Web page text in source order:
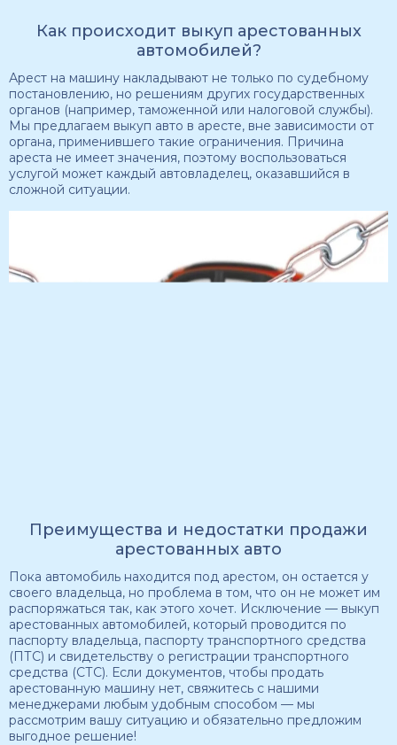
Как происходит выкуп арестованных
автомобилей?
Арест на машину накладывают не только по судебному
постановлению, но решениям других государственных
органов (например, таможенной или налоговой службы).
Мы предлагаем выкуп авто в аресте, вне зависимости от
органа, применившего такие ограничения. Причина
ареста не имеет значения, поэтому воспользоваться
услугой может каждый автовладелец, оказавшийся в
сложной ситуации.
Преимущества и недостатки продажи
арестованных авто
Пока автомобиль находится под арестом, он остается у
своего владельца, но проблема в том, что он не может им
распоряжаться так, как этого хочет. Исключение — выкуп
арестованных автомобилей, который проводится по
паспорту владельца, паспорту транспортного средства
(ПТС) и свидетельству о регистрации транспортного
средства (СТС). Если документов, чтобы продать
арестованную машину нет, свяжитесь с нашими
менеджерами любым удобным способом — мы
рассмотрим вашу ситуацию и обязательно предложим
выгодное решение!